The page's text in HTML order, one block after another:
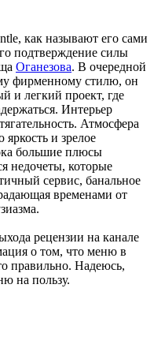
как называют его сами
подтверждение силы
Оганезова. В очередной
фирменному стилю, он
и легкий проект, где
Интерьер
Атмосфера
и зрелое
большие плюсы
недочеты, которые
сервис, банальное
временами от
рецензии на канале
о том, что меню в
правильно. Надеюсь,
на пользу.